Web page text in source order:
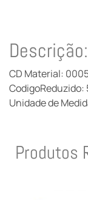
Descrição:
CD Material:
CodigoReduzido:
Unidade de
Produtos